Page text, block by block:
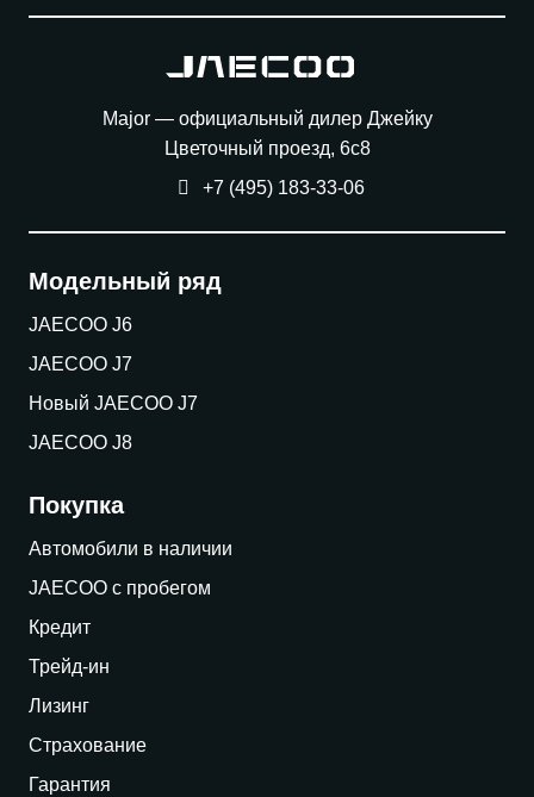
Major — официальный дилер Джейку
Цветочный проезд, 6с8
+7 (495) 183-33-06
Модельный ряд
JAECOO J6
JAECOO J7
Новый JAECOO J7
JAECOO J8
Покупка
Автомобили в наличии
JAECOO с пробегом
Кредит
Трейд-ин
Лизинг
Страхование
Гарантия